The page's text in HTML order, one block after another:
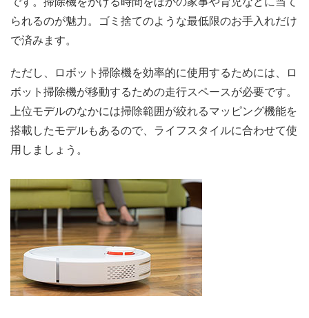
られるのが魅力。ゴミ捨てのような最低限のお手入れだけ
で済みます。
ただし、ロボット掃除機を効率的に使用するためには、ロ
ボット掃除機が移動するための走行スペースが必要です。
上位モデルのなかには掃除範囲が絞れるマッピング機能を
搭載したモデルもあるので、ライフスタイルに合わせて使
用しましょう。